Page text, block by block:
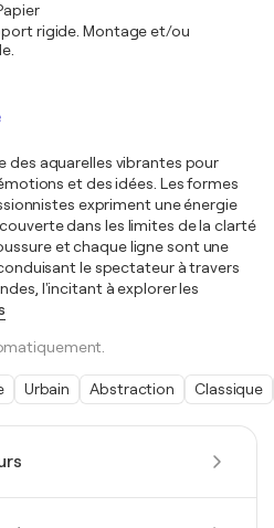
rigide. Montage et/ou
des aquarelles vibrantes pour
et des idées. Les formes
expriment une énergie
dans les limites de la clarté
et chaque ligne sont une
le spectateur à travers
l'incitant à explorer les
Urbain Abstraction Classique